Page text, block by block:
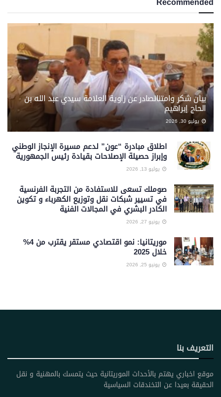
بيان شكر وامتنان​صادر عن زاوية العلامة سيدي عبد الله بن
الحاج إبراهيم
يوليو 30, 2026
اطلاق مبادرة “عون” لدعم مسيرة الإنجاز الوطني
وإبراز حصيلة الإصلاحات بقيادة رئيس الجمهورية
يوليو 13, 2026
صوملك تسعى للاستفادة من التجربة الفرنسية
في تسيير شبكات نقل وتوزيع الكهرباء و تكوين
الكادر البشري في المجالات الفنية
يونيو 27, 2026
موريتانيا: نمو اقتصادي مستقر يقترب من 4%
خلال 2025
يونيو 25, 2026
التعريف بنا
موقع اخباري يهتم بالأحداث الموريتانية حيث يتمسك بالمهنية و نقل
الحقيقة بعيدا عن التخندقات السياسية